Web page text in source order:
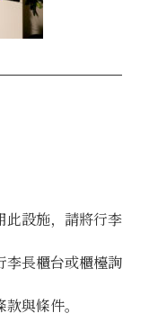
此設施，請將行李
李長櫃台或櫃檯詢
與條件。